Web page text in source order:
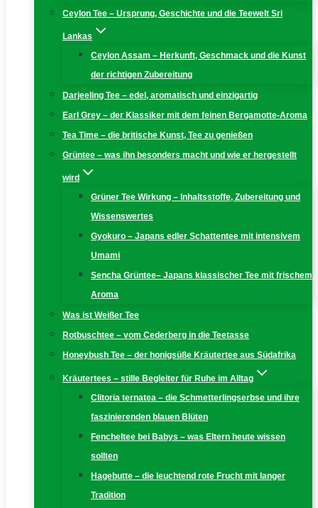
Ceylon Tee – Ursprung, Geschichte und die Teewelt Sri
Lankas
Ceylon Assam – Herkunft, Geschmack und die Kunst
der richtigen Zubereitung
Darjeeling Tee – edel, aromatisch und einzigartig
Earl Grey – der Klassiker mit dem feinen Bergamotte-Aroma
Tea Time – die britische Kunst, Tee zu genießen
Grüntee – was ihn besonders macht und wie er hergestellt
wird
Grüner Tee Wirkung – Inhaltsstoffe, Zubereitung und
Wissenswertes
Gyokuro – Japans edler Schattentee mit intensivem
Umami
Sencha Grüntee– Japans klassischer Tee mit frischem
Aroma
Was ist Weißer Tee
Rotbuschtee – vom Cederberg in die Teetasse
Honeybush Tee – der honigsüße Kräutertee aus Südafrika
Kräutertees – stille Begleiter für Ruhe im Alltag
Clitoria ternatea – die Schmetterlingserbse und ihre
faszinierenden blauen Blüten
Fencheltee bei Babys – was Eltern heute wissen
sollten
Hagebutte – die leuchtend rote Frucht mit langer
Tradition